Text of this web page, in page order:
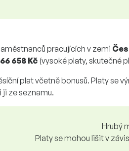
pracujících v zemi
66 658 Kč (vysoké platy, skutečné
plat včetně bonusů. Platy se
ze seznamu.
Hrubý
Platy se mohou lišit v